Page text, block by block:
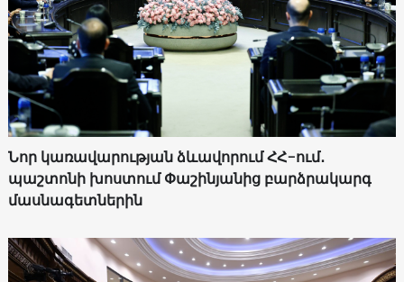
Նոր կառավարության ձևավորում ՀՀ-ում․
պաշտոնի խոստում Փաշինյանից բարձրակարգ
մասնագետներին